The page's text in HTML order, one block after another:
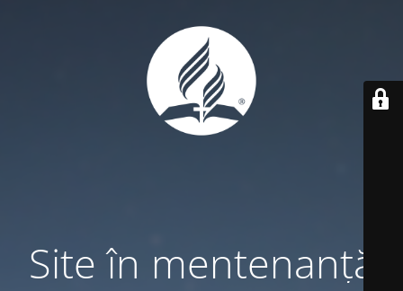
Site în mentenanță